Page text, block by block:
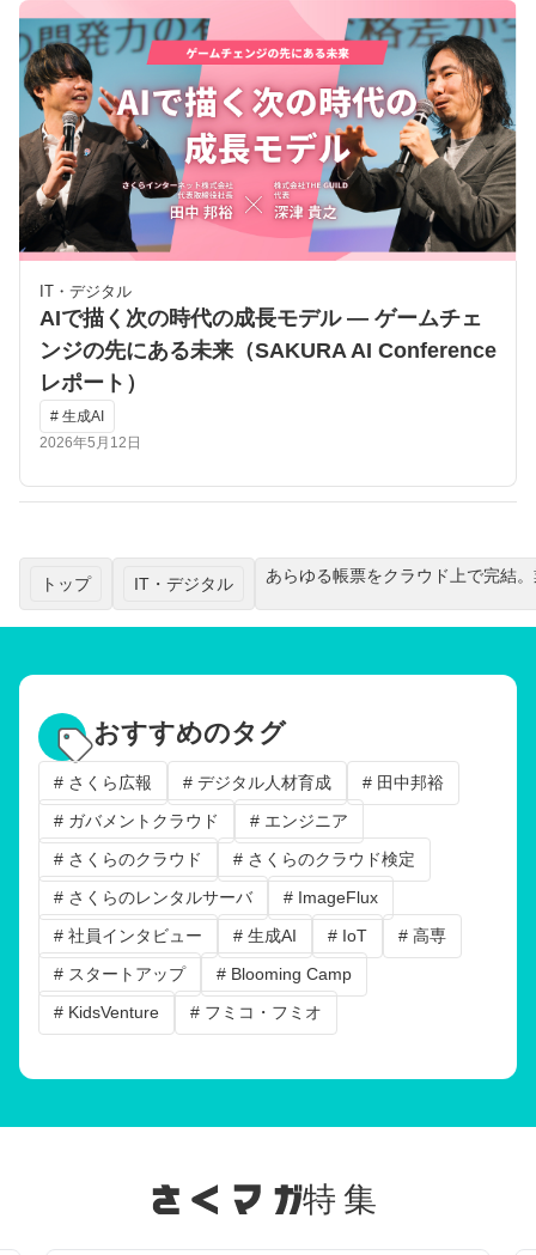
IT・デジタル
AIで描く次の時代の成長モデル ― ゲームチェ
ンジの先にある未来（SAKURA AI Conference
レポート）
# 生成AI
2026年5月12日
トップ IT・デジタル あらゆる帳票をクラウド上で完結
おすすめのタグ
# さくら広報 # デジタル人材育成
# 田中邦裕
# ガバメントクラウド
# エンジニア
# さくらのクラウド
# さくらのクラウド検定
# さくらのレンタルサーバ
# ImageFlux
# 社員インタビュー
# 生成AI # IoT
# 高専
# スタートアップ
# Blooming Camp
# KidsVenture
# フミコ・フミオ
特集